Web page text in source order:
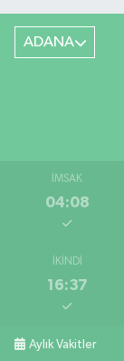
ADANA
İMSAK
04:08
İKINDI
16:37
Aylık Vakitler